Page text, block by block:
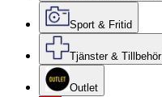
Sport & Fritid
Tjänster & Tillbehör
Outlet